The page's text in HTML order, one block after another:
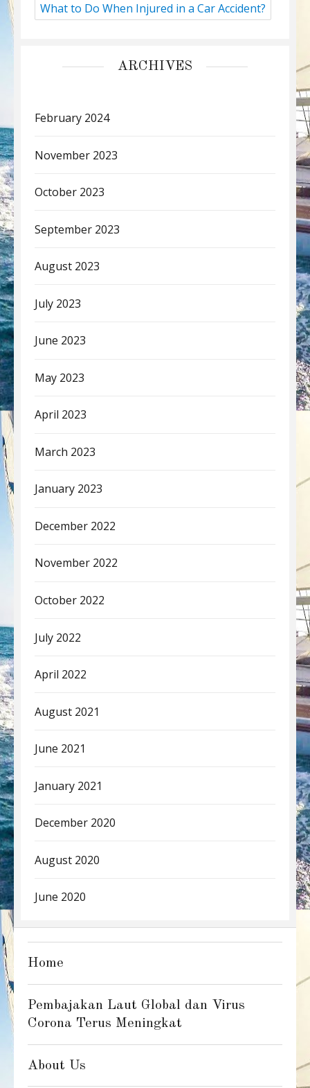
What to Do When Injured in a Car Accident?
ARCHIVES
February 2024
November 2023
October 2023
September 2023
August 2023
July 2023
June 2023
May 2023
April 2023
March 2023
January 2023
December 2022
November 2022
October 2022
July 2022
April 2022
August 2021
June 2021
January 2021
December 2020
August 2020
June 2020
Home
Pembajakan Laut Global dan Virus
Corona Terus Meningkat
About Us